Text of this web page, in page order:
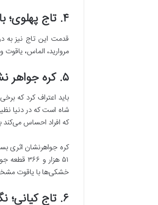
۴. تاج پهلوی؛ باشکوه و گرانبها
قدمت این تاج نیز به
مروارید، الماس،
۵. کره جواهر نشان؛ سفر به دنیای جواهرها
باید اعتراف کرد که
که افراد احساس می‌کند
خشکی‌ها با یاقوت
۶. تاج کیانی؛ نگین جواهرات سلطنتی ایران